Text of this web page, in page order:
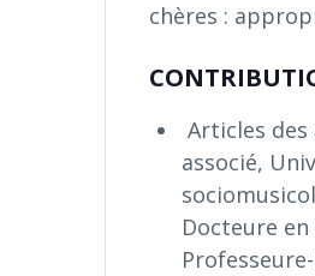
chères :
Articles
associé,
Docteure en